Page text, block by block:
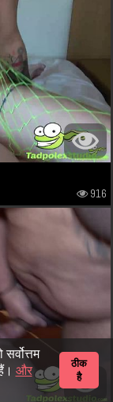
और
ठीक
है
916